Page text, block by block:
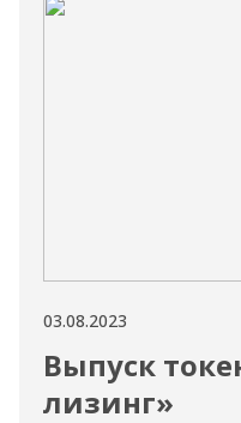
03.08.2023
Выпуск
лизинг»